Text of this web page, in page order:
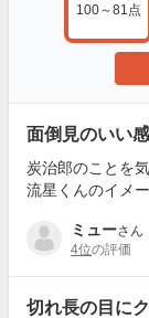
100～81点
面倒見のいい
炭治郎のことを
流星くんのイメ
ミューさん
4位の評価
切れ長の目に